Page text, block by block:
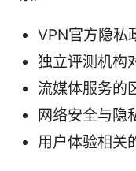
VPN官方隐私
独立评测机构
流媒体服务的
网络安全与隐
用户体验相关